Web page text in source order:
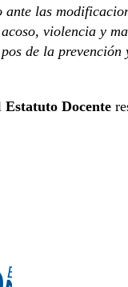
las
violencia y
de la
Estatuto Docente